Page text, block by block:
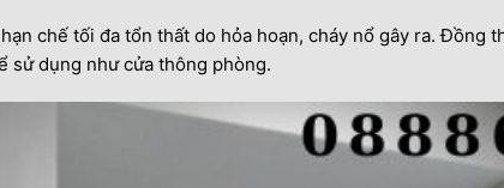
chế tối đa tổn thất do hỏa hoạn, cháy nổ gây ra. Đồng
sử dụng như cửa thông phòng.